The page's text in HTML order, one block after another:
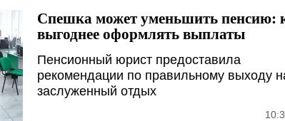
Спешка может уменьшить пенсию:
выгоднее оформлять выплаты
Пенсионный юрист предоставила
рекомендации по правильному выходу
заслуженный отдых